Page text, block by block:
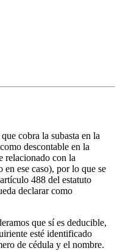
cobra la subasta en la
descontable en la
relacionado con la
ese caso), por lo que se
488 del estatuto
declarar como
que sí es deducible,
esté identificado
de cédula y el nombre.